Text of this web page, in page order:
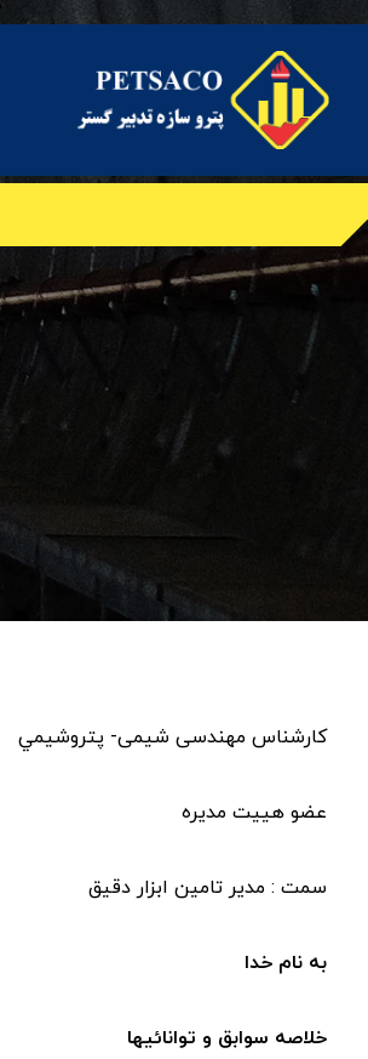
کارشناس مهندسی شیمی- پتروشيمي
عضو هییت مدیره
سمت : مدیر تامين ابزار دقيق
به نام خدا
خلاصه سوابق و توانائيها